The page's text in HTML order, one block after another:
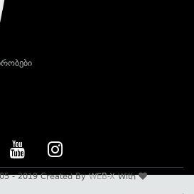
- 2019 Created ByWEB-XWith